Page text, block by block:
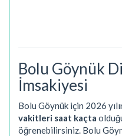
Bolu Göynük
İmsakiyesi
Bolu Göynük için 2026
vakitleri saat kaçta
öğrenebilirsiniz. Bolu